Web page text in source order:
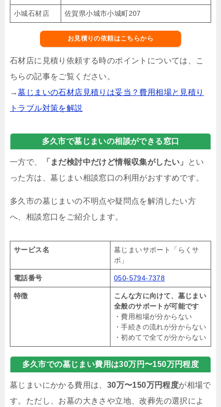
小城石材店 佐賀県小城市小城町207
お見積りの依頼はこちらから
石材店に見積り依頼する時のポイントについては、こ
ちらの記事をご覧ください。
→墓じまいの石材店見積りは妥当？費用相場と見積り
トラブル対策を解説
多久市で墓じまいの相談ができる窓口
一方で、 「まだ検討中だけど情報収集がしたい」
とい
った方は、墓じまい相談窓口の利用がおすすめです。
多久市の墓じまいの不明点や疑問点を解消したい方
へ、相談窓口をご紹介します。
サービス名
墓じまいサポート「らくサ
ポ」
電話番号 050-5794-7378
特徴
こんな方に向けて、墓じまい
全般のサポートが可能です
・費用相場が分からない
・手続きの流れが分からない
・初めてで全てが分からない
多久市での墓じまい費用は30万円〜150万円程度
墓じまいにかかる費用は、 30万〜150万円程度が相場で
す。ただし、お墓の大きさや立地、改葬先の選択によ